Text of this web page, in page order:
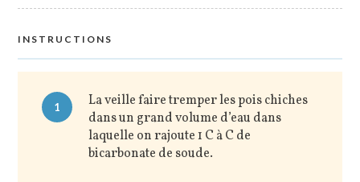
INSTRUCTIONS
1
La veille faire tremper les pois chiches
dans un grand volume d’eau dans
laquelle on rajoute 1 C à C de
bicarbonate de soude.